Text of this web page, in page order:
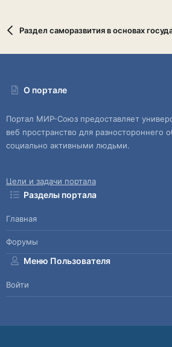
Раздел саморазвития в основах
О портале
Портал МИР-Союз предоставляет
веб пространство для разностороннего
социально активными людьми.
Цели и задачи портала
Разделы портала
Главная
Форумы
Меню Пользователя
Войти